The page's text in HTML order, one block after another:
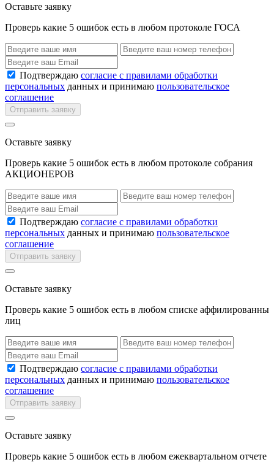
Оставьте заявку
Проверь какие 5 ошибок есть в любом протоколе ГОСА
Подтверждаю согласие с правилами обработки
персональных данных и принимаю пользовательское
соглашение
Отправить заявку
Оставьте заявку
Проверь какие 5 ошибок есть в любом протоколе собрания
АКЦИОНЕРОВ
Подтверждаю согласие с правилами обработки
персональных данных и принимаю пользовательское
соглашение
Отправить заявку
Оставьте заявку
Проверь какие 5 ошибок есть в любом списке аффилированны
лиц
Подтверждаю согласие с правилами обработки
персональных данных и принимаю пользовательское
соглашение
Отправить заявку
Оставьте заявку
Проверь какие 5 ошибок есть в любом ежеквартальном отчете